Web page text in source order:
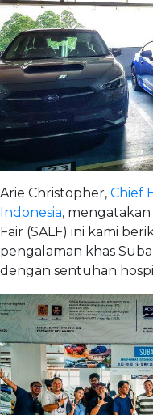
Arie Christopher, Chief
Indonesia, mengatakan
Fair (SALF) ini kami
pengalaman khas
dengan sentuhan